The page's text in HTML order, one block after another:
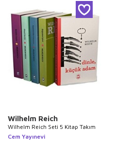
Wilhelm Reich
Wilhelm Reich Seti 5 Kitap Takım
Cem Yayınevi